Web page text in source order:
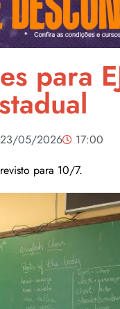
para
23/05/2026
17:00
para 10/7.